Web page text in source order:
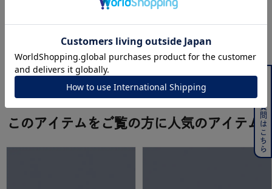
バングル装着方法
このアイテムをご覧の方に人気のアイテムよくある質問はこちら